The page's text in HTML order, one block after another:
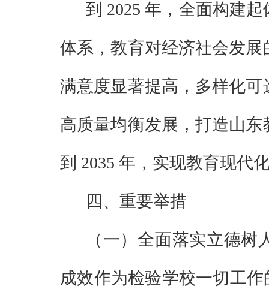
到 2025年，全面构建
体系，教育对经济社会发
满意度显著提高，多样化
高质量均衡发展，打造山
到 2035 年，实现教育现代
四、重要举措
（一）全面落实立德树
成效作为检验学校一切工